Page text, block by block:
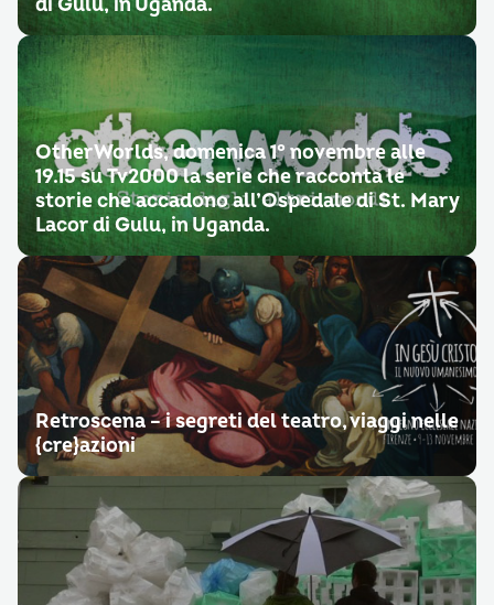
OtherWorlds, domenica 1° novembre alle
19.15 su Tv2000 la serie che racconta le
storie che accadono all’Ospedale di St. Mary
Lacor di Gulu, in Uganda.
Retroscena – i segreti del teatro, viaggi nelle
{cre}azioni